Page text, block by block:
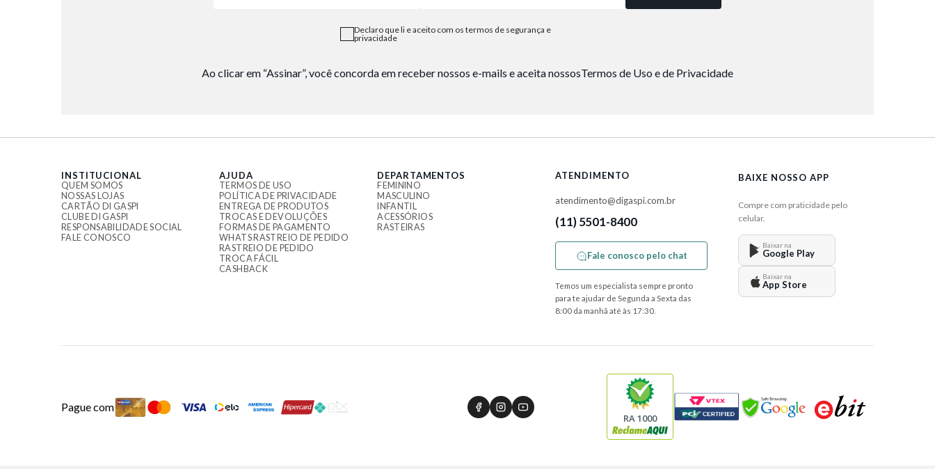
Declaro que li e aceito com os termos de segurança e
privacidade
Ao clicar em “Assinar”, você concorda em receber nossos e-mails e aceita nossosTermos de Uso e de Privacidade
INSTITUCIONAL
QUEM SOMOS
NOSSAS LOJAS
CARTÃO DI GASPI
CLUBE DI GASPI
RESPONSABILIDADE SOCIAL
FALE CONOSCO
AJUDA
TERMOS DE USO
POLÍTICA DE PRIVACIDADE
ENTREGA DE PRODUTOS
TROCAS E DEVOLUÇÕES
FORMAS DE PAGAMENTO
WHATS RASTREIO DE PEDIDO
RASTREIO DE PEDIDO
TROCA FÁCIL
CASHBACK
DEPARTAMENTOS
FEMININO
MASCULINO
INFANTIL
ACESSÓRIOS
RASTEIRAS
ATENDIMENTO
atendimento@digaspi.com.br
(11) 5501-8400
Fale conosco pelo chat
Temos um especialista sempre pronto
para te ajudar de Segunda a Sexta das
8:00 da manhã até às 17:30.
BAIXE NOSSO APP
Compre com praticidade pelo
celular.
Baixar na
Google Play
Baixar na
App Store
Pague com
RA 1000